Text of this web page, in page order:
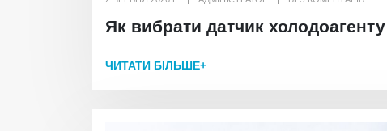
Як вибрати датчик
ЧИТАТИ БІЛЬШЕ+